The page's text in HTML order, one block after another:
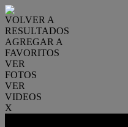
VOLVER A
RESULTADOS
AGREGAR A
FAVORITOS
VER
FOTOS
VER
VIDEOS
X